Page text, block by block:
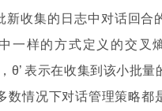
新收集的日志中对话回合
一样的方式定义的交叉
θ’ 表示在收集到该小批量
数情况下对话管理策略都